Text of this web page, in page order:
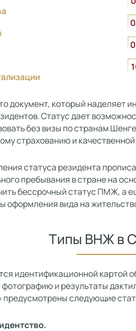
документ, который наделяет
Статус дает
без визы по странам
страхованию и
статуса резидента
пребывания в стране на
бессрочный статус ПМЖ, а
оформления вида на
Типы ВНЖ в
идентификационной картой
и результаты
предусмотрены следующие